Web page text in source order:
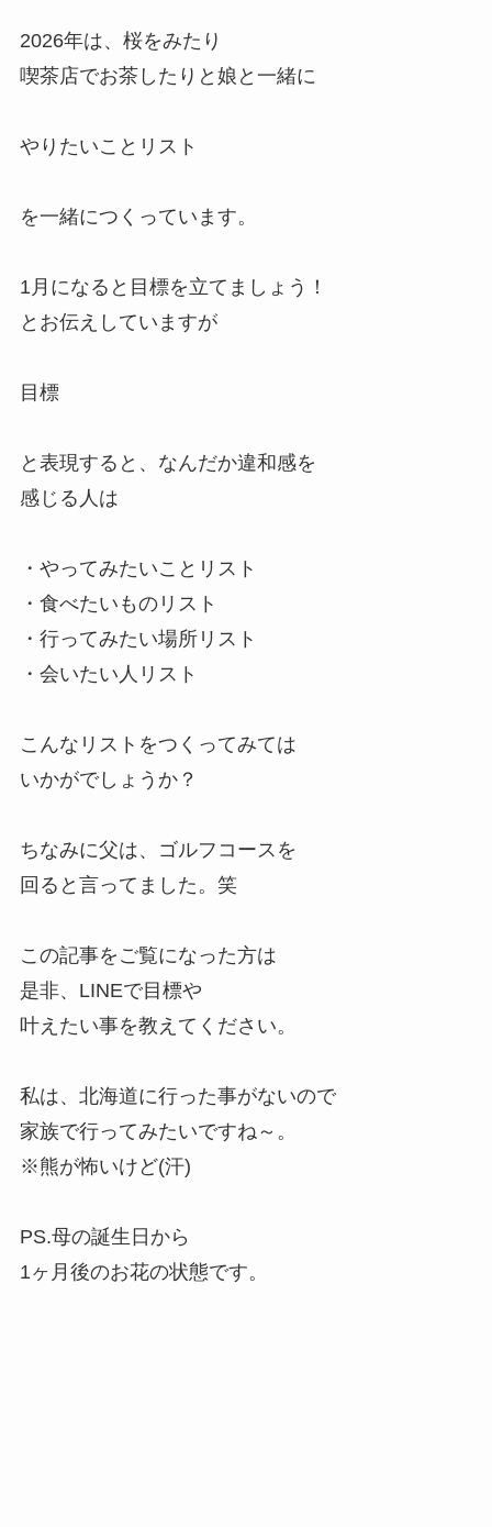
2026年は、桜をみたり
喫茶店でお茶したりと娘と一緒に
やりたいことリスト
を一緒につくっています。
1月になると目標を立てましょう！
とお伝えしていますが
目標
と表現すると、なんだか違和感を
感じる人は
・やってみたいことリスト
・食べたいものリスト
・行ってみたい場所リスト
・会いたい人リスト
こんなリストをつくってみては
いかがでしょうか？
ちなみに父は、ゴルフコースを
回ると言ってました。笑
この記事をご覧になった方は
是非、LINEで目標や
叶えたい事を教えてください。
私は、北海道に行った事がないので
家族で行ってみたいですね～。
※熊が怖いけど(汗)
PS.母の誕生日から
1ヶ月後のお花の状態です。